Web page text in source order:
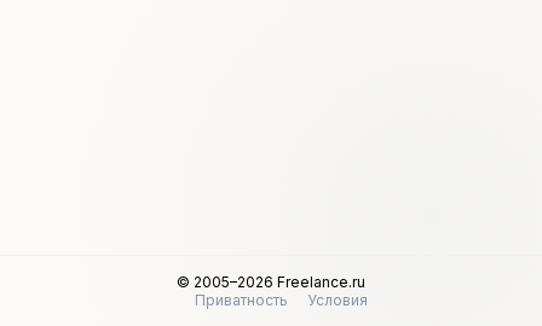
© 2005–2026 Freelance.ru
Приватность
Условия